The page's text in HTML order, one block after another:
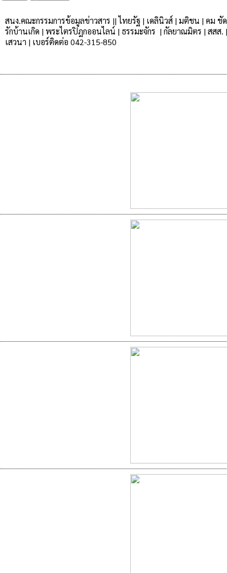
สนง.คณะกรรมการข้อมูลข่าวสาร ||ไทยรัฐ | เดลินิวส์ |มติชน |คม ชั
รักบ้านเกิด |พระไตรปิฎกออนไลน์ | ธรรมะจักร |กัลยาณมิตร |สสส.
เสวนา | เบอร์ติดต่อ 042-315-850